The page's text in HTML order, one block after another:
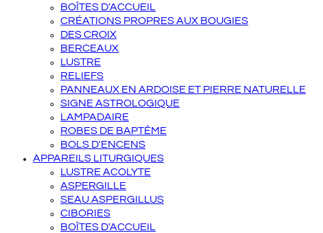
BOÎTES D'ACCUEIL
CRÉATIONS PROPRES AUX BOUGIES
DES CROIX
BERCEAUX
LUSTRE
RELIEFS
PANNEAUX EN ARDOISE ET PIERRE NATURELLE
SIGNE ASTROLOGIQUE
LAMPADAIRE
ROBES DE BAPTÊME
BOLS D'ENCENS
APPAREILS LITURGIQUES
LUSTRE ACOLYTE
ASPERGILLE
SEAU ASPERGILLUS
CIBORIES
BOÎTES D'ACCUEIL